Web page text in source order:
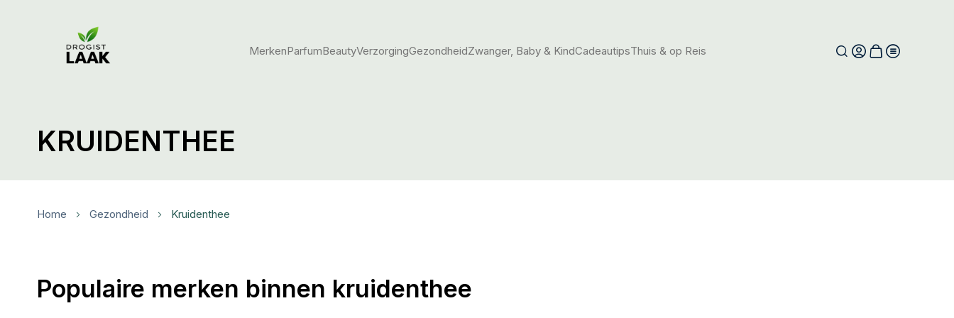
MerkenParfumBeautyVerzorgingGezondheidZwanger, Baby & KindCadeautipsThuis & op Reis
KRUIDENTHEE
Home Gezondheid Kruidenthee
Populaire merken binnen kruidenthee